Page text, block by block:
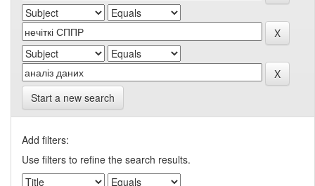
Start a new search
Add filters:
Use filters to refine the search results.